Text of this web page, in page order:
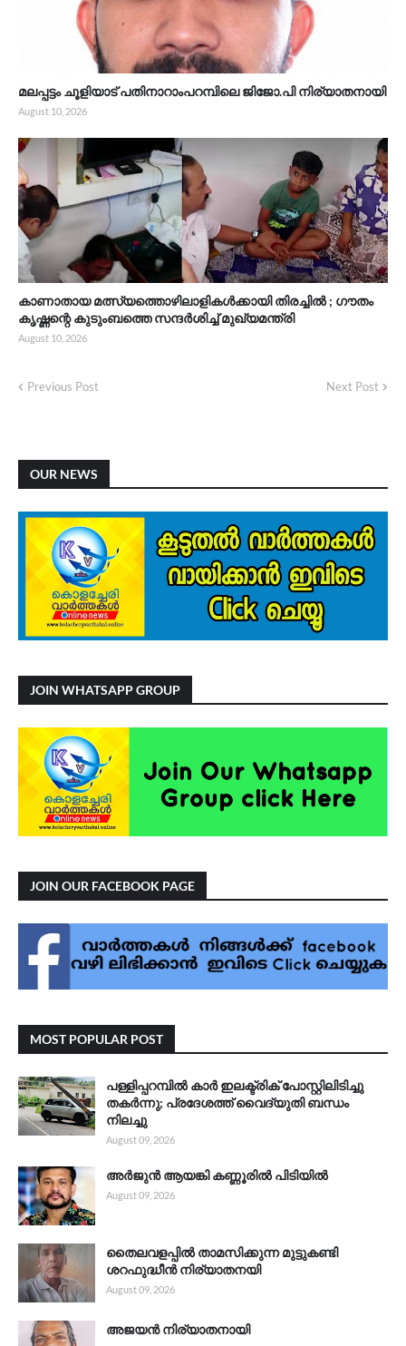
മലപ്പട്ടം ചൂളിയാട് പതിനാറാംപറമ്പിലെ ജിജോ.പി നിര്യാതനായി
August 10, 2026
കാണാതായ മത്സ്യത്തൊഴിലാളികൾക്കായി തിരച്ചിൽ ; ഗൗതം
കൃഷ്ണന്റെ കുടുംബത്തെ സന്ദർശിച്ച് മുഖ്യമന്ത്രി
August 10, 2026
Previous Post Next Post
OUR NEWS
JOIN WHATSAPP GROUP
JOIN OUR FACEBOOK PAGE
MOST POPULAR POST
പള്ളിപ്പറമ്പിൽ കാർ ഇലക്ട്രിക് പോസ്റ്റിലിടിച്ചു
തകർന്നു; പ്രദേശത്ത് വൈദ്യുതി ബന്ധം
നിലച്ചു
August 09, 2026
അർജുൻ ആയങ്കി കണ്ണൂരിൽ പിടിയിൽ
August 09, 2026
തൈലവളപ്പിൽ താമസിക്കുന്ന മുട്ടുകണ്ടി
ശറഫുദ്ധീൻ നിര്യാതനയി
August 09, 2026
അജയൻ നിര്യാതനായി